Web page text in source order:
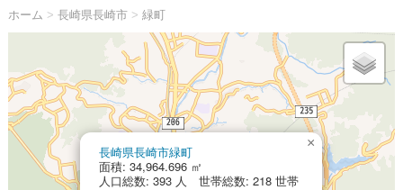
ホーム > 長崎県長崎市> 緑町
長崎県長崎市緑町
面積: 34,964.696 ㎡
人口総数: 393 人 世帯総数: 218 世帯
×